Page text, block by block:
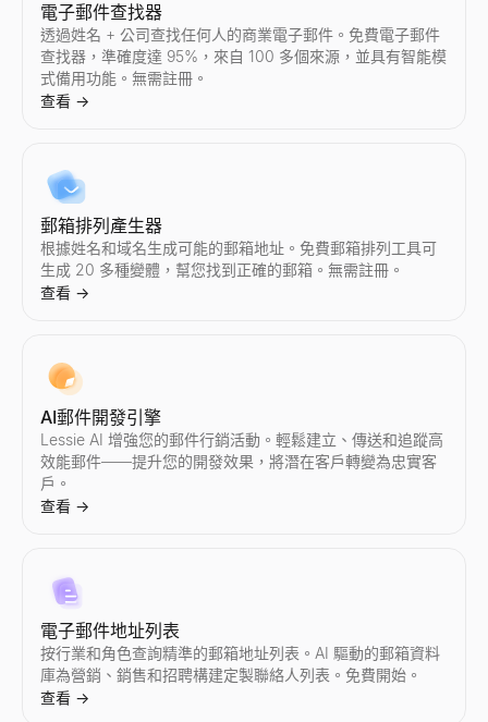
尋找 Instagram 創作者
按國家和領域發現 Instagram 網紅。按行業、地區和互動資料篩
查看→
Instagram 網紅對比
並排比較任意兩位 Instagram 網紅 — 互動率、粉絲數、平均點贊
查看→
TikTok 網紅對比
並排比較任意兩位 TikTok 網紅 — 互動率、粉絲數、平均點贊數
查看→
YouTube 網紅對比
並排比較任意兩位 YouTube 網紅 — 互動率、訂閱者數、平均點
查看→
尋找 Twitter/X 創作者
按國家和領域發現 Twitter/X 網紅。按行業、地區和互動資料篩
查看→
Twitter/X 網紅對比
並排比較任意兩位 Twitter/X 網紅 — 互動率、粉絲數、平均點贊
查看→
電子郵件查找器
透過姓名 + 公司查找任何人的商業電子郵件。免費電子郵件
查找器，準確度達 95%，來自 100 多個來源，並具有智能模
式備用功能。無需註冊。
查看 →
郵箱排列產生器
根據姓名和域名生成可能的郵箱地址。免費郵箱排列工具可
生成 20 多種變體，幫您找到正確的郵箱。無需註冊。
查看 →
AI郵件開發引擎
Lessie AI 增強您的郵件行銷活動。輕鬆建立、傳送和追蹤高
效能郵件——提升您的開發效果，將潛在客戶轉變為忠實客
戶。
查看 →
電子郵件地址列表
按行業和角色查詢精準的郵箱地址列表。AI 驅動的郵箱資料
庫為營銷、銷售和招聘構建定製聯絡人列表。免費開始。
查看 →